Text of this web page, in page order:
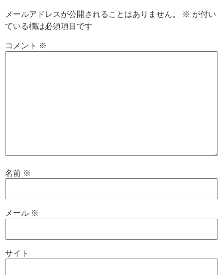
メールアドレスが公開されることはありません。 ※ が付い
ている欄は必須項目です
コメント ※
名前 ※
メール ※
サイト